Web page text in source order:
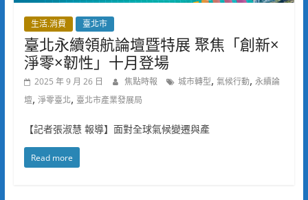
生活.消費 臺北市
臺北永續領航論壇暨特展 聚焦「創新×
淨零×韌性」十月登場
2025 年 9 月 26 日 焦點時報 城市轉型, 氣候行動, 永續論
壇, 淨零臺北, 臺北市產業發展局
【記者張淑慧 報導】面對全球氣候變遷與產
Read more